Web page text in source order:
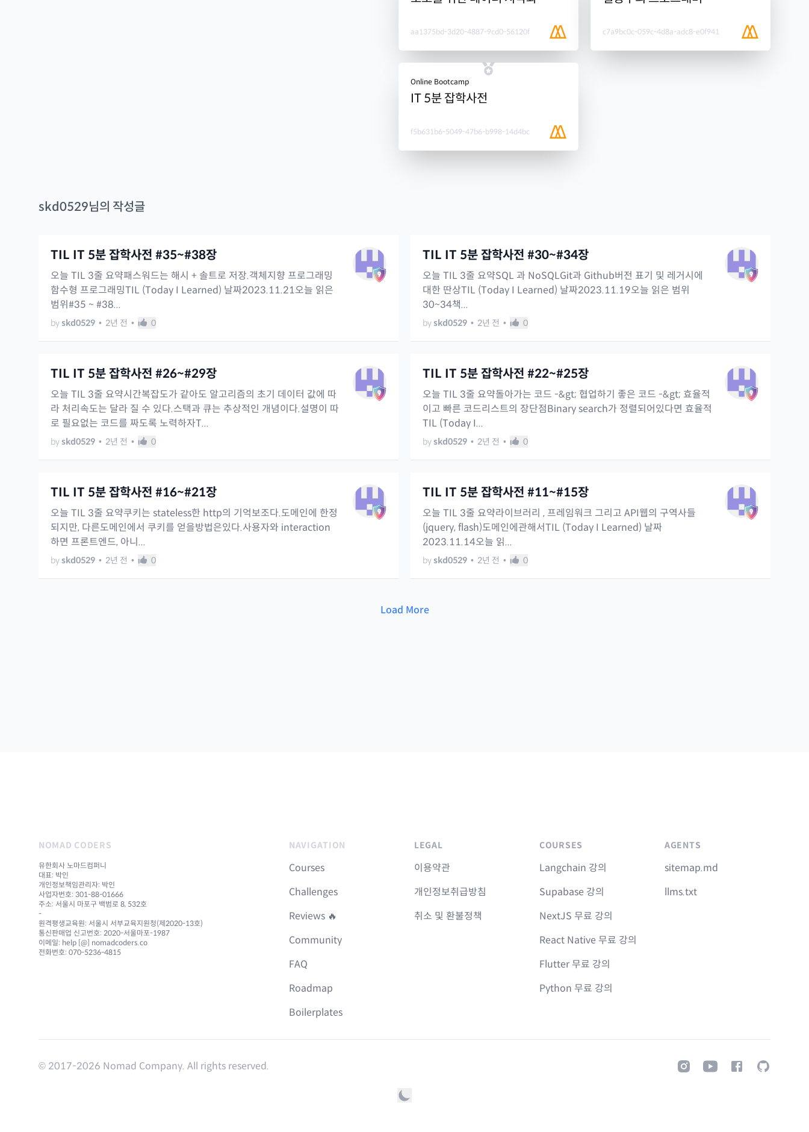
aa1375bd-3d20-4887-9cd0-56120f c7a9bc0c-059c-4d8a-adc8-e0f941
Online Bootcamp
IT 5분 잡학사전
f5b631b6-5049-47b6-b998-14d4bc
skd0529님의 작성글
TIL IT 5분 잡학사전 #35~#38장
오늘 TIL 3줄 요약패스워드는 해시 + 솔트로 저장.객체지향 프로그래밍
함수형 프로그래밍TIL (Today I Learned) 날짜2023.11.21오늘 읽은
범위#35 ~ #38...
by skd0529 • 2년 전 • 0
TIL IT 5분 잡학사전 #30~#34장
오늘 TIL 3줄 요약SQL 과 NoSQLGit과 Github버전 표기 및 레거시에
대한 딴상TIL (Today I Learned) 날짜2023.11.19오늘 읽은 범위
30~34책...
by skd0529 • 2년 전 • 0
TIL IT 5분 잡학사전 #26~#29장
오늘 TIL 3줄 요약시간복잡도가 같아도 알고리즘의 초기 데이터 값에 따
라 처리속도는 달라 질 수 있다.스택과 큐는 추상적인 개념이다.설명이 따
로 필요없는 코드를 짜도록 노력하자T...
by skd0529 • 2년 전 • 0
TIL IT 5분 잡학사전 #22~#25장
오늘 TIL 3줄 요약돌아가는 코드 -&gt; 협업하기 좋은 코드 -&gt; 효율적
이고 빠른 코드리스트의 장단점Binary search가 정렬되어있다면 효율적
TIL (Today I...
by skd0529 • 2년 전 • 0
TIL IT 5분 잡학사전 #16~#21장
오늘 TIL 3줄 요약쿠키는 stateless한 http의 기억보조다.도메인에 한정
되지만, 다른도메인에서 쿠키를 얻을방법은있다.사용자와 interaction
하면 프론트엔드, 아니...
by skd0529 • 2년 전 • 0
TIL IT 5분 잡학사전 #11~#15장
오늘 TIL 3줄 요약라이브러리 , 프레임워크 그리고 API웹의 구역사들
(jquery, flash)도메인에관해서TIL (Today I Learned) 날짜
2023.11.14오늘 읽...
by skd0529 • 2년 전 • 0
Load More
NOMAD CODERS
유한회사 노마드컴퍼니
대표: 박인
개인정보책임관리자: 박인
사업자번호: 301-88-01666
주소: 서울시 마포구 백범로 8, 532호
-
원격평생교육원: 서울시 서부교육지원청(제2020-13호)
통신판매업 신고번호: 2020-서울마포-1987
이메일: help [@] nomadcoders.co
전화번호: 070-5236-4815
NAVIGATION
Courses
Challenges
Reviews 🔥
Community
FAQ
Roadmap
Boilerplates
LEGAL
이용약관
개인정보취급방침
취소 및 환불정책
COURSES
Langchain 강의
Supabase 강의
NextJS 무료 강의
React Native 무료 강의
Flutter 무료 강의
Python 무료 강의
AGENTS
sitemap.md
llms.txt
InstagramYoutubeFacebookGitHub
© 2017-2026 Nomad Company. All rights reserved.